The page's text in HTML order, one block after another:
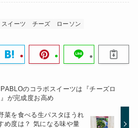
スイーツ チーズ ローソン
のコラボスイーツは『チーズロ
が完成度お高め
菜を食べる生パスタほうれ
め度は？ 気になる味や量